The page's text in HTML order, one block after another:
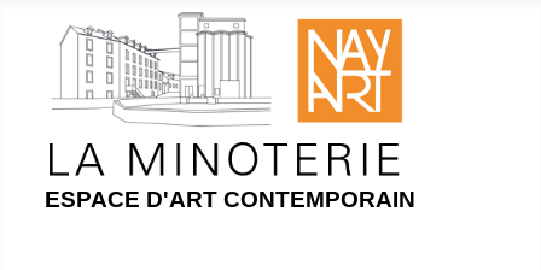
ESPACE D'ART CONTEMPORAIN